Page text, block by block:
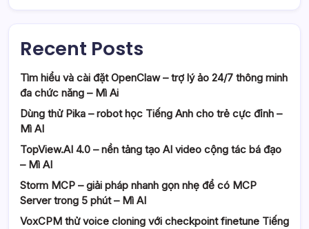
Recent Posts
Tìm hiểu và cài đặt OpenClaw – trợ lý ảo 24/7 thông minh
đa chức năng – Mì Ai
Dùng thử Pika – robot học Tiếng Anh cho trẻ cực đỉnh –
Mì AI
TopView.AI 4.0 – nền tảng tạo AI video cộng tác bá đạo
– Mì AI
Storm MCP – giải pháp nhanh gọn nhẹ để có MCP
Server trong 5 phút – Mì AI
VoxCPM thử voice cloning với checkpoint finetune Tiếng